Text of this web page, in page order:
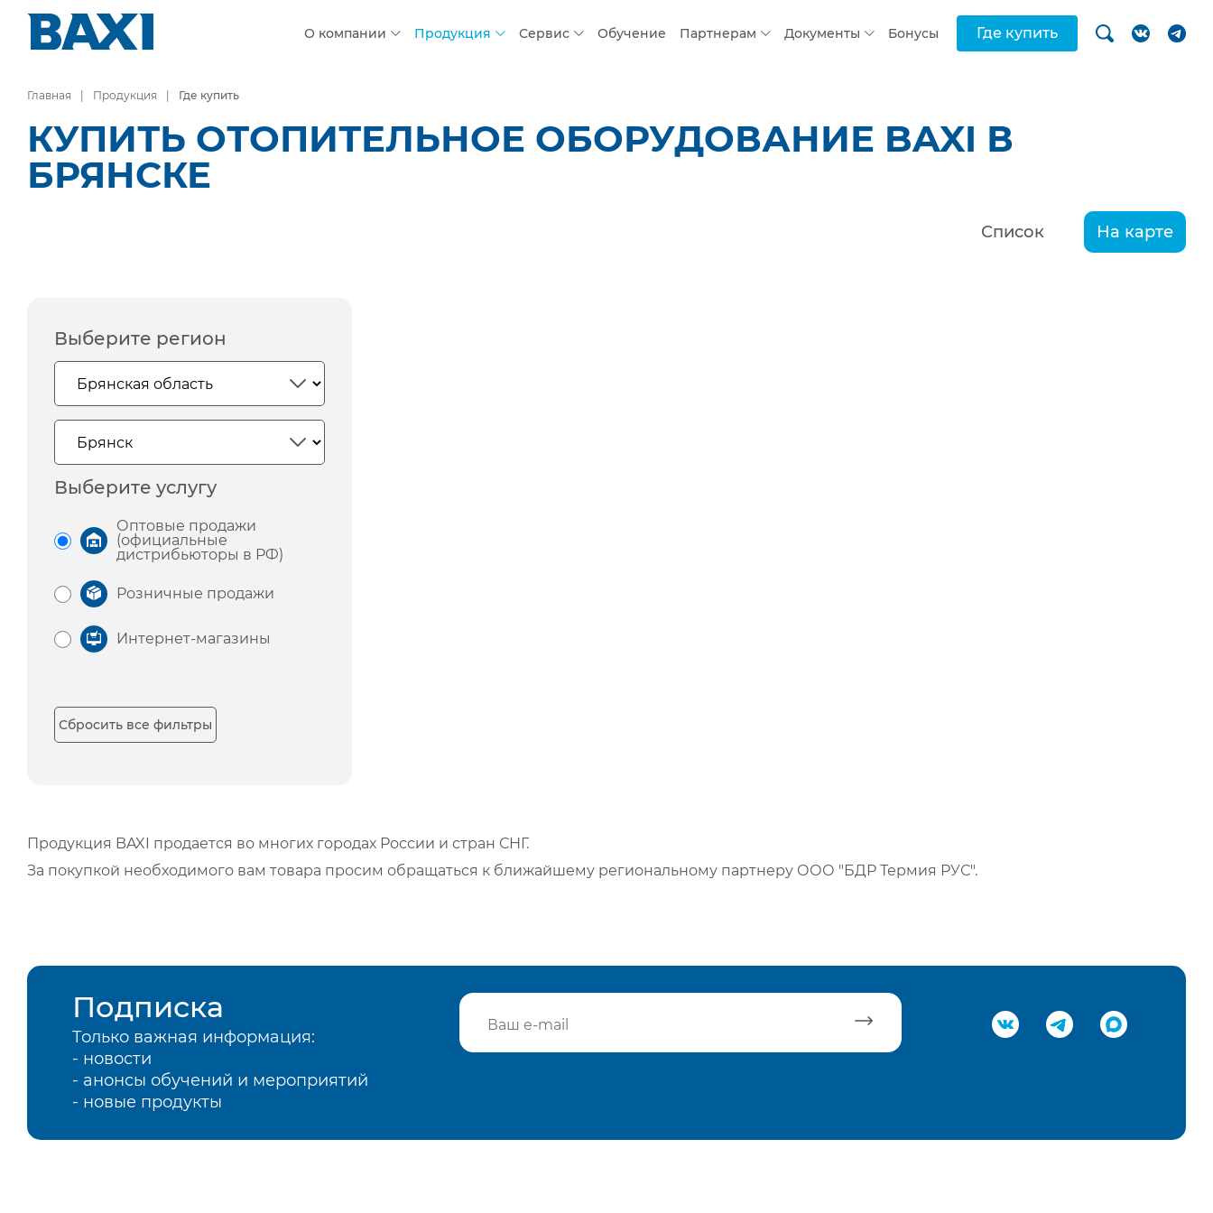
О компании Продукция Сервис Обучение Партнерам Документы Бонусы Где купить
Главная Продукция Где купить
КУПИТЬ ОТОПИТЕЛЬНОЕ ОБОРУДОВАНИЕ BAXI В
БРЯНСКЕ
Список На карте
Выберите регион
Выберите услугу
Оптовые продажи
(официальные
дистрибьюторы в РФ)
Розничные продажи
Интернет-магазины
Сбросить все фильтры
Продукция BAXI продается во многих городах России и стран СНГ.
За покупкой необходимого вам товара просим обращаться к ближайшему региональному партнеру ООО "БДР Термия РУС".
Подписка
Только важная информация:
- новости
- анонсы обучений и мероприятий
- новые продукты